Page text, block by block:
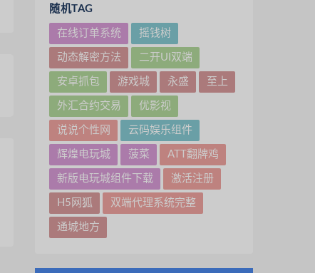
随机TAG
在线订单系统 摇钱树
动态解密方法 二开UI双端
安卓抓包 游戏城 永盛 至上
外汇合约交易 优影视
说说个性网 云码娱乐组件
辉煌电玩城 菠菜 ATT翻牌鸡
新版电玩城组件下载 激活注册
H5网狐 双端代理系统完整
通城地方